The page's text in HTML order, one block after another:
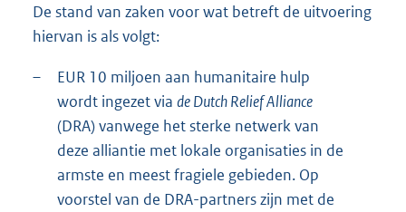
De stand van zaken voor wat betreft de uitvoering
hiervan is als volgt:
–
EUR 10 miljoen aan humanitaire hulp
wordt ingezet via de Dutch Relief Alliance
(DRA) vanwege het sterke netwerk van
deze alliantie met lokale organisaties in de
armste en meest fragiele gebieden. Op
voorstel van de DRA-partners zijn met de